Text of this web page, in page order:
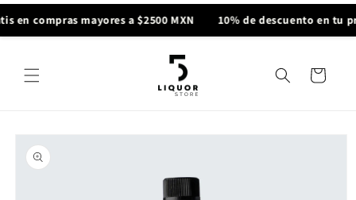
Ir
directamente
en compras mayores a $2500 MXN 10% de descuento en tu
Carrito
directamente
a la
información